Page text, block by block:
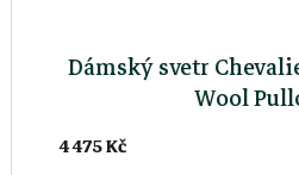
Dámský svetr
Wool
4 475 Kč